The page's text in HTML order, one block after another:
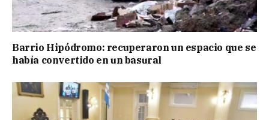
Barrio Hipódromo: recuperaron un espacio que se
había convertido en un basural